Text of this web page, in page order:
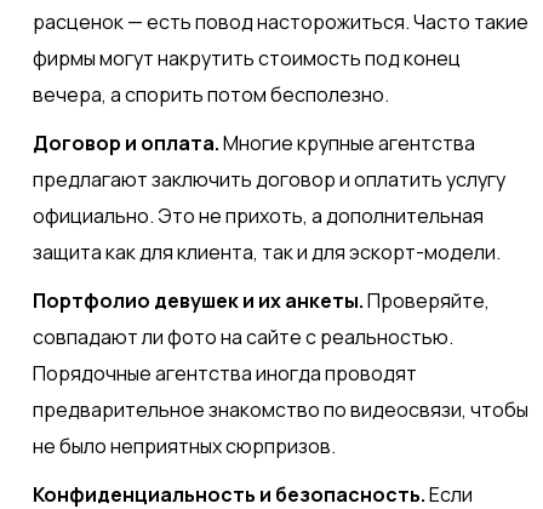
расценок — есть повод насторожиться. Часто такие
фирмы могут накрутить стоимость под конец
вечера, а спорить потом бесполезно.
Договор и оплата.Многие крупные агентства
предлагают заключить договор и оплатить услугу
официально. Это не прихоть, а дополнительная
защита как для клиента, так и для эскорт-модели.
Портфолио девушек и их анкеты.Проверяйте,
совпадают ли фото на сайте с реальностью.
Порядочные агентства иногда проводят
предварительное знакомство по видеосвязи, чтобы
не было неприятных сюрпризов.
Конфиденциальность и безопасность.Если